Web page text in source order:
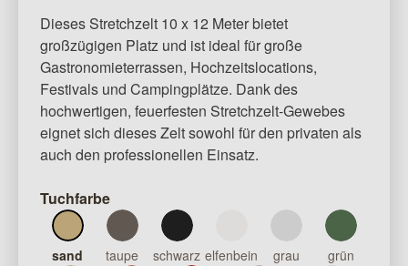
Dieses Stretchzelt 10 x 12 Meter bietet
großzügigen Platz und ist ideal für große
Gastronomieterrassen, Hochzeitslocations,
Festivals und Campingplätze. Dank des
hochwertigen, feuerfesten Stretchzelt-Gewebes
eignet sich dieses Zelt sowohl für den privaten als
auch den professionellen Einsatz.
Tuchfarbe
sand taupe schwarz elfenbein grau grün